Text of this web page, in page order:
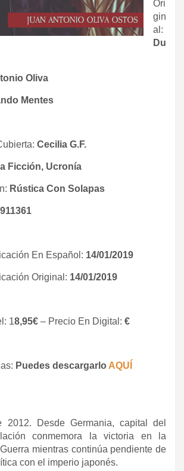
Ori
gin
al:
Du
Oliva
Mentes
Cecilia G.F.
Ficción, Ucronía
Rústica Con Solapas
En Español: 14/01/2019
Original: 14/01/2019
18,95€ – Precio En Digital: €
Puedes descargarlo AQUÍ
Desde Germania, capital del
conmemora la victoria en la
mientras continúa pendiente de
con el imperio japonés.